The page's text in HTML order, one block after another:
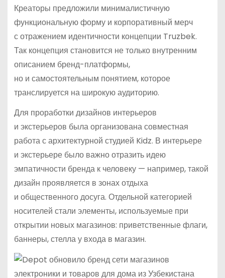
Креаторы предложили минималистичную
функциональную форму и корпоративный мерч
с отражением идентичности концепции Truzbek.
Так концепция становится не только внутренним
описанием бренд-платформы,
но и самостоятельным понятием, которое
транслируется на широкую аудиторию.
Для проработки дизайнов интерьеров
и экстерьеров была организована совместная
работа с архитектурной студией Kidz. В интерьере
и экстерьере было важно отразить идею
эмпатичности бренда к человеку — например, такой
дизайн проявляется в зонах отдыха
и общественного досуга. Отдельной категорией
носителей стали элементы, используемые при
открытии новых магазинов: приветственные флаги,
баннеры, стелла у входа в магазин.